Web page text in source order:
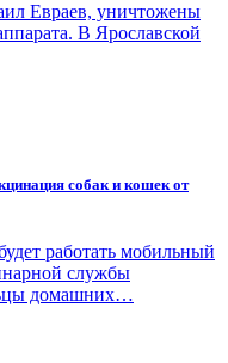
Евраев, уничтожены
В Ярославской
собак и кошек от
работать мобильный
службы
домашних…